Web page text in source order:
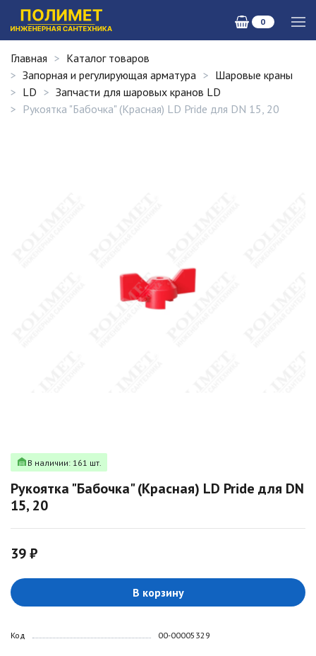
0
Главная
Каталог товаров
Запорная и регулирующая арматура
Шаровые краны
LD
Запчасти для шаровых кранов LD
Рукоятка "Бабочка" (Красная) LD Pride для DN 15, 20
В наличии: 161 шт.
Рукоятка "Бабочка" (Красная) LD Pride для DN
15, 20
39 ₽
В корзину
Код 00-00005329